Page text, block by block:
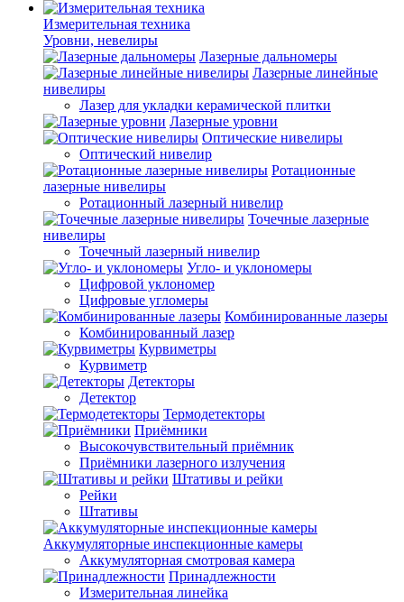
Измерительная техника
Уровни, невелиры
Лазерные дальномеры
Лазерные линейные
нивелиры
Лазер для укладки керамической плитки
Лазерные уровни
Оптические нивелиры
Оптический нивелир
Ротационные
лазерные нивелиры
Ротационный лазерный нивелир
Точечные лазерные
нивелиры
Точечный лазерный нивелир
Угло- и уклономеры
Цифровой уклономер
Цифровые угломеры
Комбинированные лазеры
Комбинированный лазер
Курвиметры
Курвиметр
Детекторы
Детектор
Термодетекторы
Приёмники
Высокочувствительный приёмник
Приёмники лазерного излучения
Штативы и рейки
Рейки
Штативы
Аккумуляторные инспекционные камеры
Аккумуляторная смотровая камера
Принадлежности
Измерительная линейка